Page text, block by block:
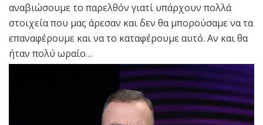
αναβιώσουμε το παρελθόν γιατί υπάρχουν πολλά
στοιχεία που μας άρεσαν και δεν θα μπορούσαμε να τα
επαναφέρουμε και να το καταφέρουμε αυτό. Αν και θα
ήταν πολύ ωραίο…